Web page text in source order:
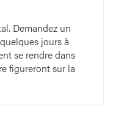
Demandez un
jours à
se rendre dans
figureront sur la